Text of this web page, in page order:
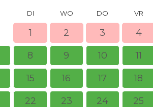
DI WO DO VR
1 2 3 4
8 9 10 11
15 16 17 18
22 23 24 25